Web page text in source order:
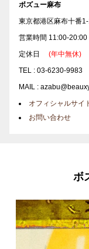
ボズュー麻布
東京都港区麻布十番
営業時間 11:00-20:00
定休日
(年中無休)
TEL : 03-6230-9983
MAIL :
オフィシャルサイ
お問い合わせ
ボ